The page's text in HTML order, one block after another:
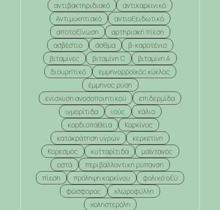
αντιβακτηριδιακό
αντικαρκινικό
Αντιμυκητιακό
αντιοξειδωτικό
αποτοξίνωση
αρτηριακή πίεση
ασβέστιο
άσθμα
β-καροτένιο
βιταμίνες
βιταμίνη C
βιταμίνη Α
διουρητικό
εμμηνορροϊκός κύκλος
έμμηνος ρύση
ενίσχυση ανοσοποιητικού
επιδερμίδα
ιγμορίτιδα
ιούς
κάλιο
καρδιοπάθεια
Καρκίνος
κατακράτηση υγρών
κερκετίνη
Κορεσμός
κυτταρίτιδα
μαϊντανός
οστά
περιβαλλοντική ρύπανση
πίεση
πρόληψη καρκίνου
φολικό οξύ
φώσφορος
χλωροφύλλη
χοληστερόλη